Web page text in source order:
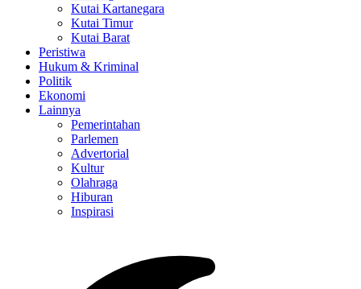
Kutai Kartanegara
Kutai Timur
Kutai Barat
Peristiwa
Hukum & Kriminal
Politik
Ekonomi
Lainnya
Pemerintahan
Parlemen
Advertorial
Kultur
Olahraga
Hiburan
Inspirasi